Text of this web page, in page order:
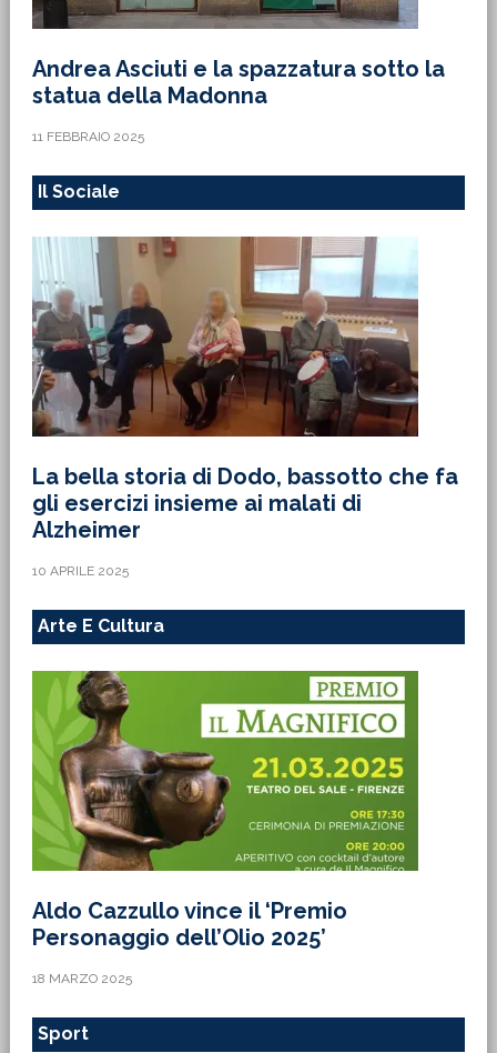
Andrea Asciuti e la spazzatura sotto la
statua della Madonna
11 FEBBRAIO 2025
Il Sociale
La bella storia di Dodo, bassotto che fa
gli esercizi insieme ai malati di
Alzheimer
10 APRILE 2025
Arte E Cultura
Aldo Cazzullo vince il ‘Premio
Personaggio dell’Olio 2025’
18 MARZO 2025
Sport